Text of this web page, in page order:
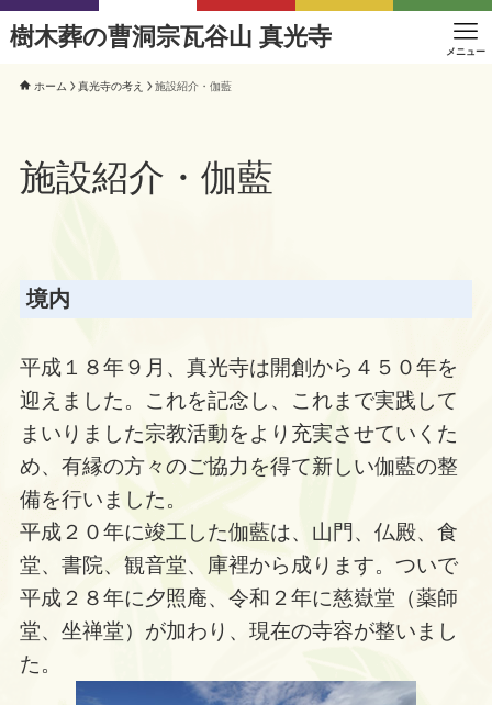
樹木葬の曹洞宗瓦谷山 真光寺
メニュー
ホーム 真光寺の考え 施設紹介・伽藍
施設紹介・伽藍
境内
平成１８年９月、真光寺は開創から４５０年を
迎えました。これを記念し、これまで実践して
まいりました宗教活動をより充実させていくた
め、有縁の方々のご協力を得て新しい伽藍の整
備を行いました。
平成２０年に竣工した伽藍は、山門、仏殿、食
堂、書院、観音堂、庫裡から成ります。ついで
平成２８年に夕照庵、令和２年に慈嶽堂（薬師
堂、坐禅堂）が加わり、現在の寺容が整いまし
た。